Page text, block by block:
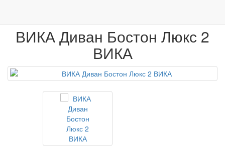
ВИКА Диван Бостон Люкс 2
ВИКА